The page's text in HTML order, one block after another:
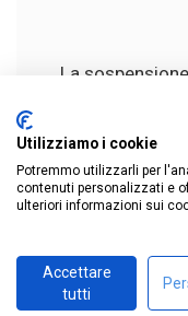
La sospensione
30W, offre
Grazie alla
nei colori
Utilizziamo i cookie
Potremmo utilizzarli per
contenuti personalizzati e
ulteriori informazioni sui
Accettare
tutti